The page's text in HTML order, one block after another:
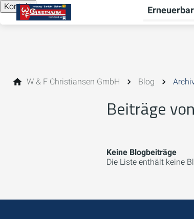
Kontakt
W & F Christiansen GmbH Blog
Beiträge
Keine Blogbeiträge
Die Liste enthält keine